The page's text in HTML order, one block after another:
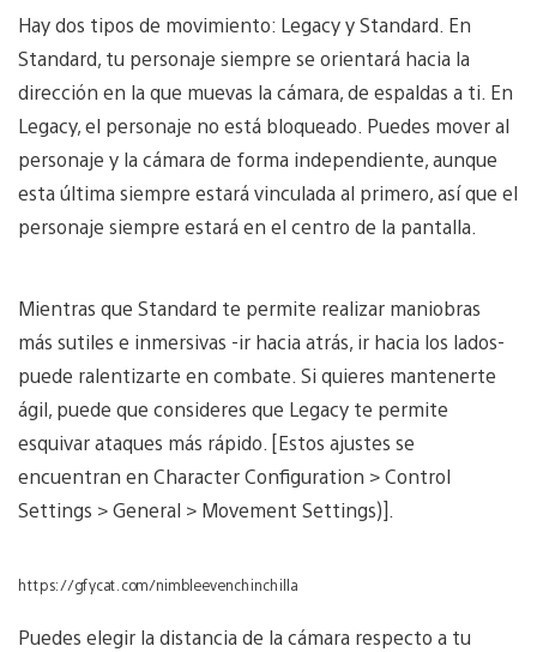
Hay dos tipos de movimiento: Legacy y Standard. En
Standard, tu personaje siempre se orientará hacia la
dirección en la que muevas la cámara, de espaldas a ti. En
Legacy, el personaje no está bloqueado. Puedes mover al
personaje y la cámara de forma independiente, aunque
esta última siempre estará vinculada al primero, así que el
personaje siempre estará en el centro de la pantalla.
Mientras que Standard te permite realizar maniobras
más sutiles e inmersivas -ir hacia atrás, ir hacia los lados-
puede ralentizarte en combate. Si quieres mantenerte
ágil, puede que consideres que Legacy te permite
esquivar ataques más rápido. [Estos ajustes se
encuentran en Character Configuration > Control
Settings > General > Movement Settings)].
https://gfycat.com/nimbleevenchinchilla
Puedes elegir la distancia de la cámara respecto a tu